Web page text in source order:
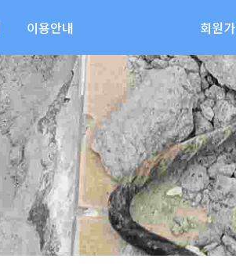
이용안내 회원